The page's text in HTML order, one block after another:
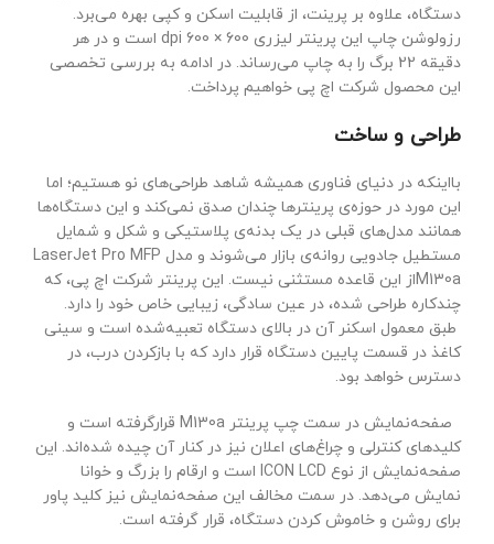
دستگاه، علاوه بر پرینت، از قابلیت اسکن و کپی بهره می‌برد.
رزولوشن چاپ این پرینتر لیزری 600 × 600 dpi است و در هر
دقیقه 22 برگ را به چاپ می‌رساند. در ادامه‌ به بررسی تخصصی
این محصول شرکت اچ پی خواهیم پرداخت.
طراحی و ساخت
بااینکه در دنیای فناوری همیشه شاهد طراحی‌های نو هستیم؛ اما
این مورد در حوزه‌ی پرینترها چندان صدق نمی‌کند و این دستگاه‌ها
همانند مدل‌های قبلی در یک بدنه‌ی پلاستیکی و شکل و شمایل
مستطیل جادویی روانه‌ی بازار می‌شوند و مدل LaserJet Pro MFP
M130aاز این قاعده مستثنی نیست. این پرینتر شرکت اچ پی، که
چندکاره طراحی شده، در عین سادگی، زیبایی خاص خود را دارد.
طبق معمول اسکنر آن در بالای دستگاه تعبیه‌شده است و سینی
کاغذ در قسمت پایین دستگاه قرار دارد که با بازکردن درب، در
دسترس خواهد بود.
صفحه‌نمایش در سمت چپ پرینتر M130a قرارگرفته است و
کلیدهای کنترلی و چراغ‌های اعلان نیز در کنار آن چیده شده‌اند. این
صفحه‌نمایش از نوع ICON LCD است و ارقام را بزرگ و خوانا
نمایش می‌دهد. در سمت مخالف این صفحه‌نمایش نیز کلید پاور
برای روشن و خاموش کردن دستگاه، قرار گرفته است.